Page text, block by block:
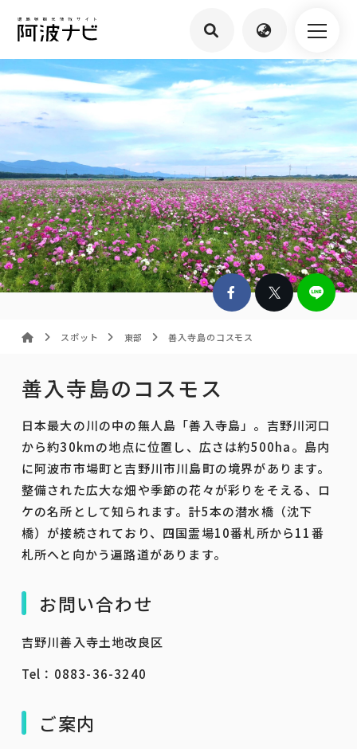
スポット 東部 善入寺島のコスモス
善入寺島のコスモス
日本最大の川の中の無人島「善入寺島」。吉野川河口
から約30kmの地点に位置し、広さは約500ha。島内
に阿波市市場町と吉野川市川島町の境界があります。
整備された広大な畑や季節の花々が彩りをそえる、ロ
ケの名所として知られます。計5本の潜水橋（沈下
橋）が接続されており、四国霊場10番札所から11番
札所へと向かう遍路道があります。
お問い合わせ
吉野川善入寺土地改良区
Tel：0883-36-3240
ご案内